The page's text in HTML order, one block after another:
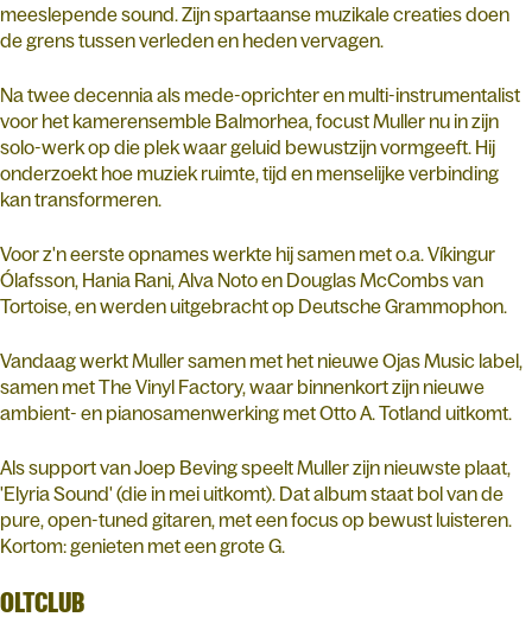
meeslepende sound. Zijn spartaanse muzikale creaties doen
de grens tussen verleden en heden vervagen.
Na twee decennia als mede-oprichter en multi-instrumentalist
voor het kamerensemble Balmorhea, focust Muller nu in zijn
solo-werk op die plek waar geluid bewustzijn vormgeeft. Hij
onderzoekt hoe muziek ruimte, tijd en menselijke verbinding
kan transformeren.
Voor z'n eerste opnames werkte hij samen met o.a. Víkingur
Ólafsson, Hania Rani, Alva Noto en Douglas McCombs van
Tortoise, en werden uitgebracht op Deutsche Grammophon.
Vandaag werkt Muller samen met het nieuwe Ojas Music label,
samen met The Vinyl Factory, waar binnenkort zijn nieuwe
ambient- en pianosamenwerking met Otto A. Totland uitkomt.
Als support van Joep Beving speelt Muller zijn nieuwste plaat,
'Elyria Sound' (die in mei uitkomt). Dat album staat bol van de
pure, open-tuned gitaren, met een focus op bewust luisteren.
Kortom: genieten met een grote G.
OLTCLUB